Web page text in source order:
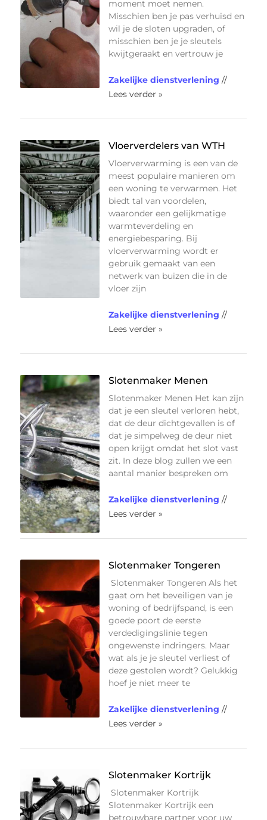
moment moet nemen.
Misschien ben je pas verhuisd en
wil je de sloten upgraden, of
misschien ben je je sleutels
kwijtgeraakt en vertrouw je
Zakelijke dienstverlening //
Lees verder »
Vloerverdelers van WTH
Vloerverwarming is een van de
meest populaire manieren om
een woning te verwarmen. Het
biedt tal van voordelen,
waaronder een gelijkmatige
warmteverdeling en
energiebesparing. Bij
vloerverwarming wordt er
gebruik gemaakt van een
netwerk van buizen die in de
vloer zijn
Zakelijke dienstverlening //
Lees verder »
Slotenmaker Menen
Slotenmaker Menen Het kan zijn
dat je een sleutel verloren hebt,
dat de deur dichtgevallen is of
dat je simpelweg de deur niet
open krijgt omdat het slot vast
zit. In deze blog zullen we een
aantal manier bespreken om
Zakelijke dienstverlening //
Lees verder »
Slotenmaker Tongeren
Slotenmaker Tongeren Als het
gaat om het beveiligen van je
woning of bedrijfspand, is een
goede poort de eerste
verdedigingslinie tegen
ongewenste indringers. Maar
wat als je je sleutel verliest of
deze gestolen wordt? Gelukkig
hoef je niet meer te
Zakelijke dienstverlening //
Lees verder »
Slotenmaker Kortrijk
Slotenmaker Kortrijk
Slotenmaker Kortrijk een
betrouwbare partner voor uw